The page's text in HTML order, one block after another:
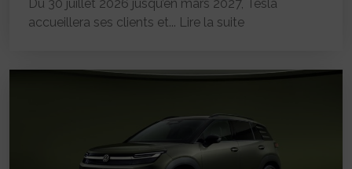
Du 30 juillet 2026 jusqu’en mars 2027, Tesla
accueillera ses clients et... Lire la suite